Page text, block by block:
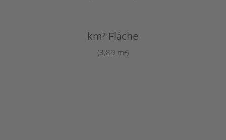
km² Fläche
(3,89 m²)